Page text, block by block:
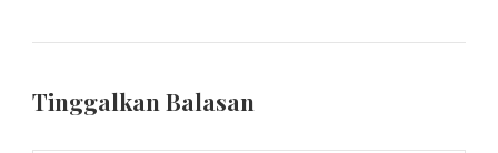
Tinggalkan Balasan